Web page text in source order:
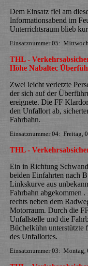
Dem Einsatz fiel am
Informationsabend im
Unterrichtsraum blieb
Einsatznummer 05:
THL -
Höhe Nabaltec
Zwei leicht verletzte
der sich auf der
ereignete. Die FF
den Unfallort ab,
Fahrbahn.
Einsatznummer 04: Freitag,
THL -
Ein in Richtung
beiden Einfahrten nach
Linkskurve aus
Fahrbahn abgekommen
rechts neben dem
Motorraum. Durch die
Unfallstelle und die
Büchelkühn unterstützte
des Unfallortes.
Einsatznummer 03: